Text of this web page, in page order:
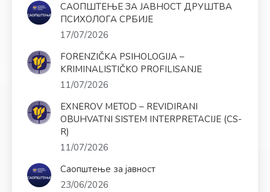
САОПШТЕЊЕ ЗА ЈАВНОСТ ДРУШТВА
ПСИХОЛОГА СРБИЈЕ
17/07/2026
FORENZIČKA PSIHOLOGIJA –
KRIMINALISTIČKO PROFILISANJE
11/07/2026
EXNEROV METOD – REVIDIRANI
OBUHVATNI SISTEM INTERPRETACIJE (CS-
R)
11/07/2026
Саопштење за јавност
23/06/2026